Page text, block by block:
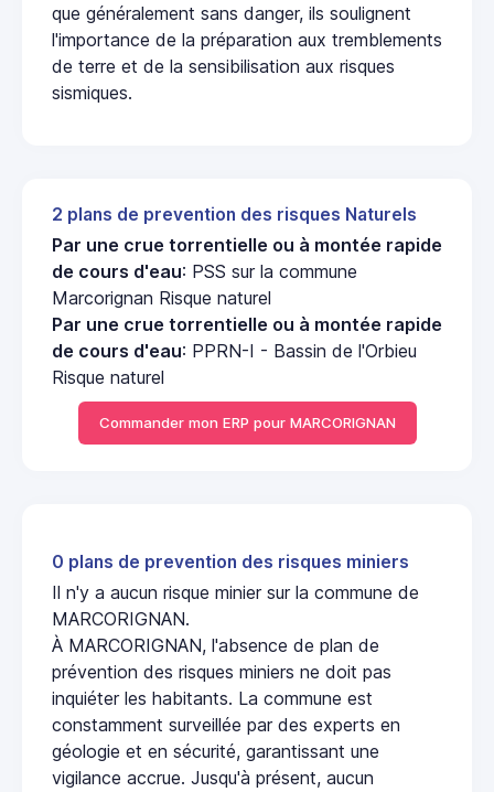
que généralement sans danger, ils soulignent
l'importance de la préparation aux tremblements
de terre et de la sensibilisation aux risques
sismiques.
2 plans de prevention des risques Naturels
Par une crue torrentielle ou à montée rapide
de cours d'eau: PSS sur la commune
Marcorignan Risque naturel
Par une crue torrentielle ou à montée rapide
de cours d'eau: PPRN-I - Bassin de l'Orbieu
Risque naturel
Commander mon ERP pour MARCORIGNAN
0 plans de prevention des risques miniers
Il n'y a aucun risque minier sur la commune de
MARCORIGNAN.
À MARCORIGNAN, l'absence de plan de
prévention des risques miniers ne doit pas
inquiéter les habitants. La commune est
constamment surveillée par des experts en
géologie et en sécurité, garantissant une
vigilance accrue. Jusqu'à présent, aucun